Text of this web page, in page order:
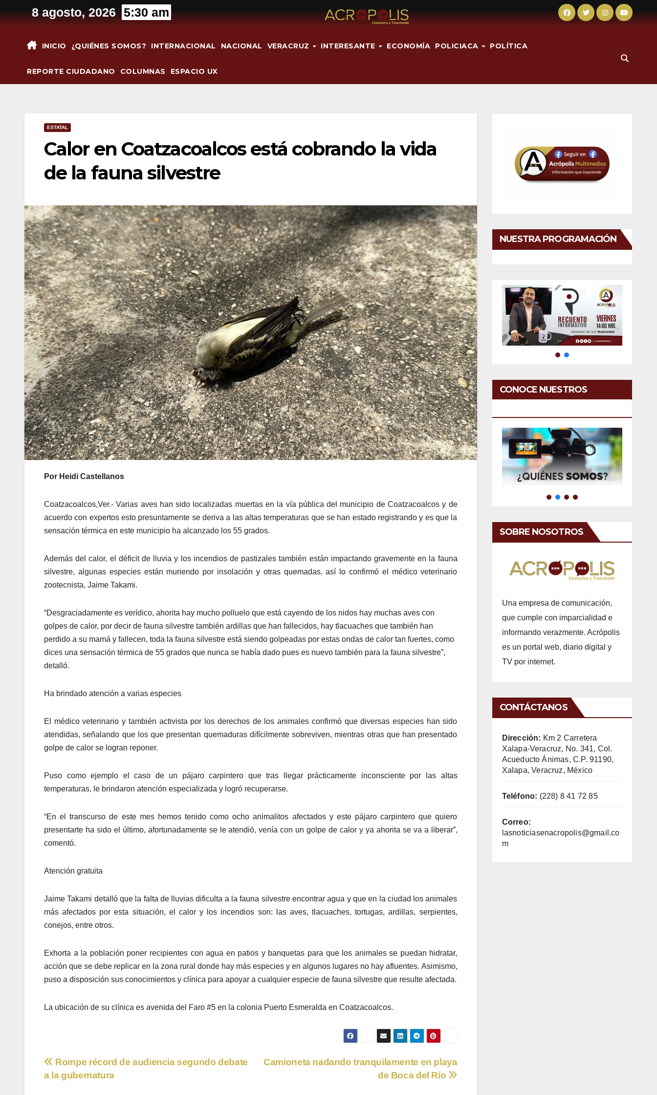
al
8 agosto, 2026 5:30 am
INICIO ¿QUIÉNES SOMOS? INTERNACIONAL NACIONAL VERACRUZ INTERESANTE ECONOMÍA POLICIACA POLÍTICA
REPORTE CIUDADANO COLUMNAS ESPACIO UX
ESTATAL
Calor en Coatzacoalcos está cobrando la vida
de la fauna silvestre
Por Heidi Castellanos
Coatzacoalcos,Ver.- Varias aves han sido localizadas muertas en la vía pública del municipio de Coatzacoalcos y de
acuerdo con expertos esto presuntamente se deriva a las altas temperaturas que se han estado registrando y es que la
sensación térmica en este municipio ha alcanzado los 55 grados.
Además del calor, el déficit de lluvia y los incendios de pastizales también están impactando gravemente en la fauna
silvestre, algunas especies están muriendo por insolación y otras quemadas, así lo confirmó el médico veterinario
zootecnista, Jaime Takami.
“Desgraciadamente es verídico, ahorita hay mucho polluelo que está cayendo de los nidos hay muchas aves con
golpes de calor, por decir de fauna silvestre también ardillas que han fallecidos, hay tlacuaches que también han
perdido a su mamá y fallecen, toda la fauna silvestre está siendo golpeadas por estas ondas de calor tan fuertes, como
dices una sensación térmica de 55 grados que nunca se había dado pues es nuevo también para la fauna silvestre”,
detalló.
Ha brindado atención a varias especies
El médico veterinario y también activista por los derechos de los animales confirmó que diversas especies han sido
atendidas, señalando que los que presentan quemaduras difícilmente sobreviven, mientras otras que han presentado
golpe de calor se logran reponer.
Puso como ejemplo el caso de un pájaro carpintero que tras llegar prácticamente inconsciente por las altas
temperaturas, le brindaron atención especializada y logró recuperarse.
“En el transcurso de este mes hemos tenido como ocho animalitos afectados y este pájaro carpintero que quiero
presentarte ha sido el último, afortunadamente se le atendió, venía con un golpe de calor y ya ahorita se va a liberar”,
comentó.
Atención gratuita
Jaime Takami detalló que la falta de lluvias dificulta a la fauna silvestre encontrar agua y que en la ciudad los animales
más afectados por esta situación, el calor y los incendios son: las aves, tlacuaches, tortugas, ardillas, serpientes,
conejos, entre otros.
Exhorta a la población poner recipientes con agua en patios y banquetas para que los animales se puedan hidratar,
acción que se debe replicar en la zona rural donde hay más especies y en algunos lugares no hay afluentes. Asimismo,
puso a disposición sus conocimientos y clínica para apoyar a cualquier especie de fauna silvestre que resulte afectada.
La ubicación de su clínica es avenida del Faro #5 en la colonia Puerto Esmeralda en Coatzacoalcos.
Navegación
de
Camioneta nadando tranquilamente en playa
de Boca del Río
Rompe récord de audiencia segundo debate
a la gubernatura
NUESTRA PROGRAMACIÓN
CONOCE NUESTROS
SOBRE NOSOTROS
Una empresa de comunicación,
que cumple con imparcialidad e
informando verazmente. Acrópolis
es un portal web, diario digital y
TV por internet.
CONTÁCTANOS
Dirección: Km 2 Carretera
Xalapa-Veracruz, No. 341, Col.
Acueducto Ánimas, C.P. 91190,
Xalapa, Veracruz, México
Teléfono: (228) 8 41 72 85
Correo:
lasnoticiasenacropolis@gmail.co
m